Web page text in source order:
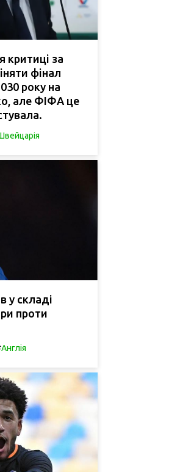
критиці за
фінал
року на
але ФІФА це
у складі
проти
Англія